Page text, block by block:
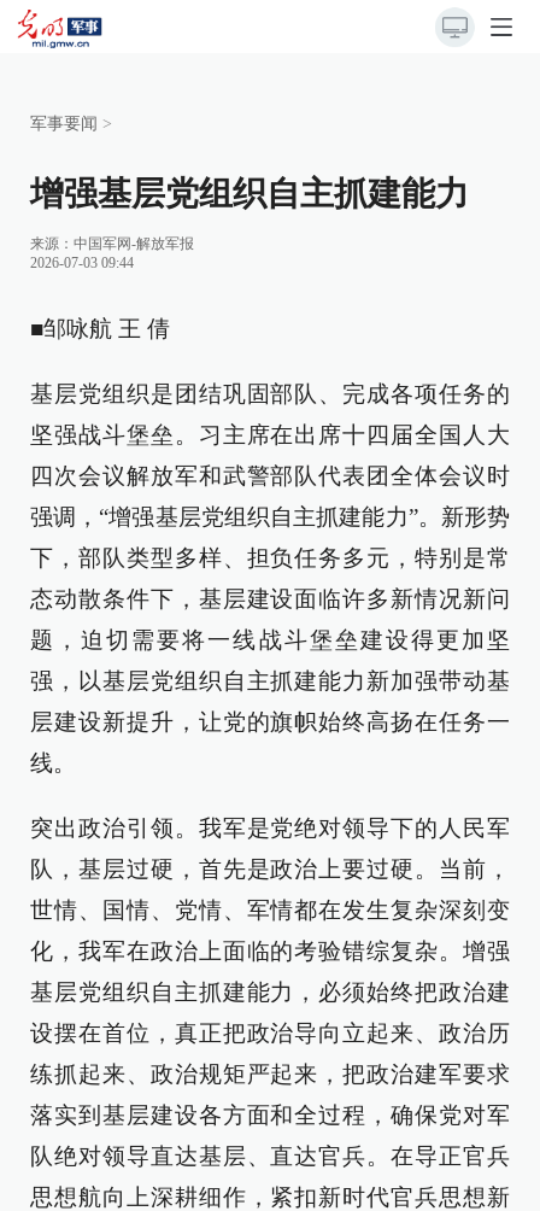
军事要闻 >
增强基层党组织自主抓建能力
来源： 中国军网-解放军报
2026-07-03 09:44
■邹咏航 王 倩
基层党组织是团结巩固部队、完成各项任务的
坚强战斗堡垒。习主席在出席十四届全国人大
四次会议解放军和武警部队代表团全体会议时
强调，“增强基层党组织自主抓建能力”。新形势
下，部队类型多样、担负任务多元，特别是常
态动散条件下，基层建设面临许多新情况新问
题，迫切需要将一线战斗堡垒建设得更加坚
强，以基层党组织自主抓建能力新加强带动基
层建设新提升，让党的旗帜始终高扬在任务一
线。
突出政治引领。我军是党绝对领导下的人民军
队，基层过硬，首先是政治上要过硬。当前，
世情、国情、党情、军情都在发生复杂深刻变
化，我军在政治上面临的考验错综复杂。增强
基层党组织自主抓建能力，必须始终把政治建
设摆在首位，真正把政治导向立起来、政治历
练抓起来、政治规矩严起来，把政治建军要求
落实到基层建设各方面和全过程，确保党对军
队绝对领导直达基层、直达官兵。在导正官兵
思想航向上深耕细作，紧扣新时代官兵思想新